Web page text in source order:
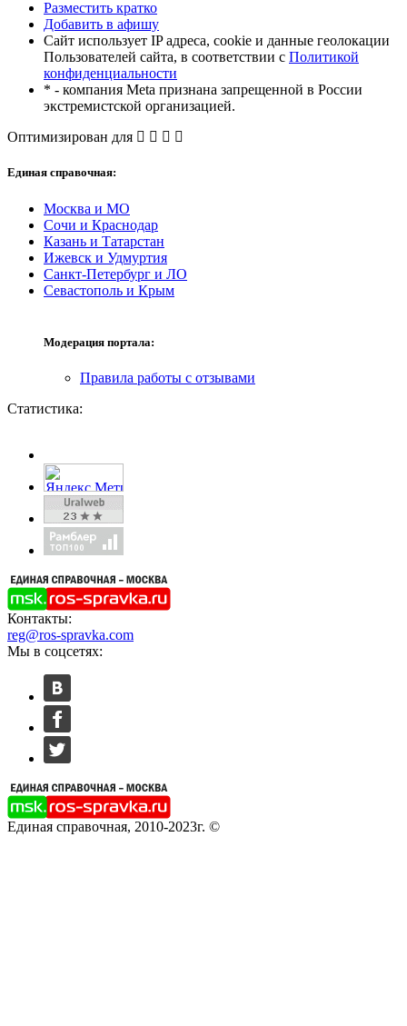
Разместить кратко
Добавить в афишу
Сайт использует IP адреса, cookie и данные геолокации
Пользователей сайта, в соответствии с Политикой
конфиденциальности
* - компания Meta признана запрещенной в России
экстремистской организацией.
Оптимизирован для
Единая справочная:
Москва и МО
Сочи и Краснодар
Казань и Татарстан
Ижевск и Удмуртия
Санкт-Петербург и ЛО
Севастополь и Крым
Модерация портала:
Правила работы с отзывами
Статистика:
Контакты:
reg@ros-spravka.com
Мы в соцсетях:
Единая справочная, 2010-2023г. ©